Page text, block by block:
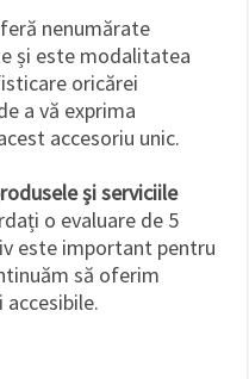
nenumărate
și este modalitatea
oricărei
a vă exprima
accesoriu unic.
și serviciile
o evaluare de 5
este important pentru
să oferim